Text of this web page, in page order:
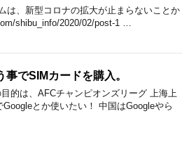
は、新型コロナの拡大が止まらないことか
shibu_info/2020/02/post-1 …
事でSIMカードを購入。
的は、AFCチャンピオンズリーグ 上海上
とか使いたい！ 中国はGoogleやら